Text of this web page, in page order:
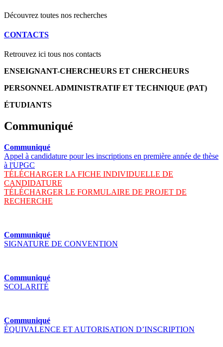
Découvrez toutes nos recherches
CONTACTS
Retrouvez ici tous nos contacts
ENSEIGNANT-CHERCHEURS ET CHERCHEURS
PERSONNEL ADMINISTRATIF ET TECHNIQUE (PAT)
ÉTUDIANTS
Communiqué
Communiqué
Appel à candidature pour les inscriptions en première année de thèse
à l'UPGC
TÉLÉCHARGER LA FICHE INDIVIDUELLE DE
CANDIDATURE
TÉLÉCHARGER LE FORMULAIRE DE PROJET DE
RECHERCHE
Communiqué
SIGNATURE DE CONVENTION
Communiqué
SCOLARITÉ
Communiqué
ÉQUIVALENCE ET AUTORISATION D’INSCRIPTION